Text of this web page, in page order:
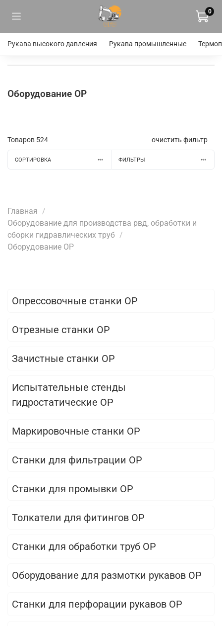
0
Рукава высокого давления Рукава промышленные
Оборудование OP
Товаров 524 очистить фильтр
СОРТИРОВКА ФИЛЬТРЫ
Главная
Оборудование для производства рвд, обработки и
сборки гидравлических труб
Оборудование OP
Опрессовочные станки OP
Отрезные станки OP
Зачистные станки OP
Испытательные стенды
гидростатические OP
Маркировочные станки OP
Станки для фильтрации OP
Станки для промывки OP
Толкатели для фитингов OP
Станки для обработки труб OP
Оборудование для размотки рукавов OP
Станки для перфорации рукавов OP